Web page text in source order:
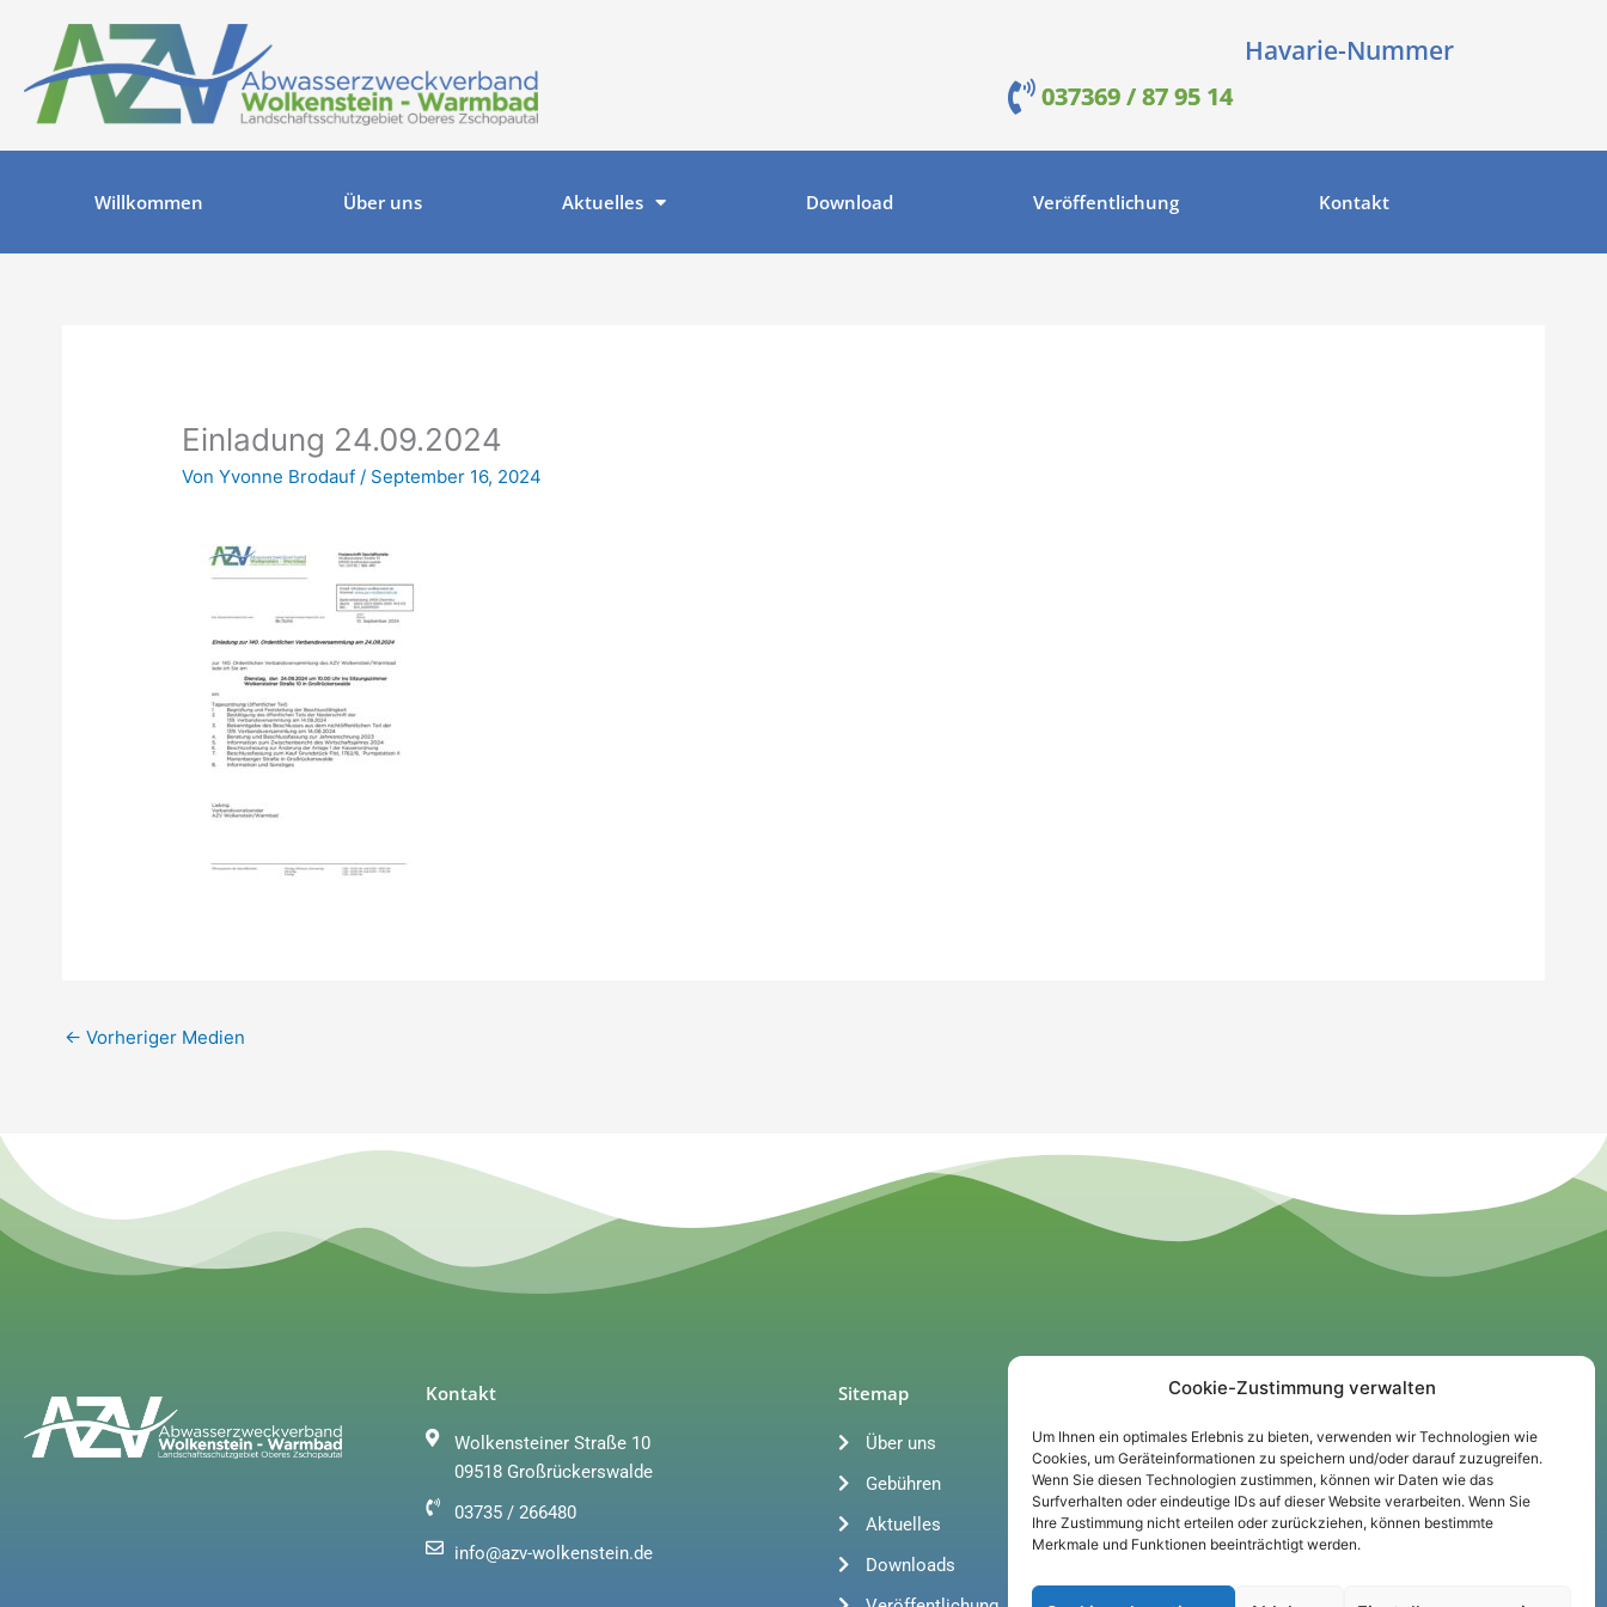
Cookie-Zustimmung verwalten
Um Ihnen ein optimales Erlebnis zu bieten, verwenden wir Technologien wie
Cookies, um Geräteinformationen zu speichern und/oder darauf zuzugreifen.
Wenn Sie diesen Technologien zustimmen, können wir Daten wie das
Surfverhalten oder eindeutige IDs auf dieser Website verarbeiten. Wenn Sie
Ihre Zustimmung nicht erteilen oder zurückziehen, können bestimmte
Merkmale und Funktionen beeinträchtigt werden.
springen
Havarie-Nummer
037369 / 87 95 14
Willkommen Über uns Aktuelles Download Veröffentlichung Kontakt
Einladung 24.09.2024
VonYvonne Brodauf/ September 16, 2024
← Vorheriger Medien
Kontakt
Wolkensteiner Straße 10
09518 Großrückerswalde
03735 / 266480
info@azv-wolkenstein.de
Sitemap
Über uns
Gebühren
Aktuelles
Downloads
Informationen
Impressum
Datenschutz
Cookie-Richtlinie